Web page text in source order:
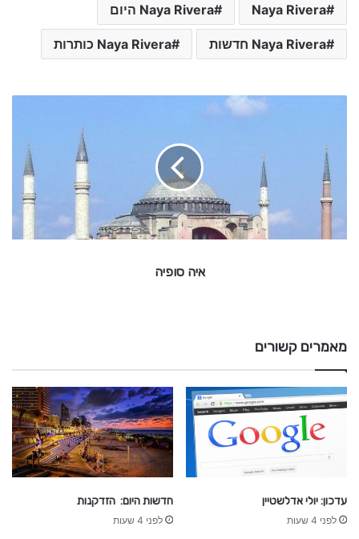
Naya Rivera Naya Rivera היום
Naya Rivera חדשות Naya Rivera כותרות
ה
איה סופיה
מאמרים קשורים
עדכון: יולי אדלשטיין
לפני 4 שעות
חדשות היום: הזדקנות
לפני 4 שעות